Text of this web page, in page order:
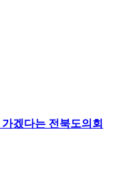
겠다는 전북도의회